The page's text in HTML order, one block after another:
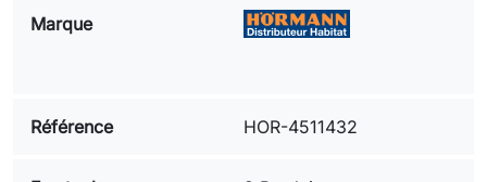
Marque
Référence HOR-4511432